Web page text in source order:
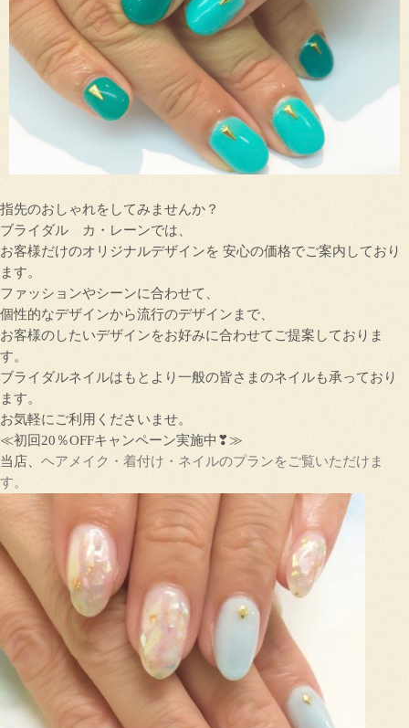
指先のおしゃれをしてみませんか？
ブライダル カ・レーンでは、
お客様だけのオリジナルデザインを 安心の価格でご案内しており
ます。
ファッションやシーンに合わせて、
個性的なデザインから流行のデザインまで、
お客様のしたいデザインをお好みに合わせてご提案しておりま
す。
ブライダルネイルはもとより一般の皆さまのネイルも承っており
ます。
お気軽にご利用くださいませ。
≪初回20％OFFキャンペーン実施中❣≫
当店、 ヘアメイク・着付け・ネイルのプランをご覧いただけま
す。